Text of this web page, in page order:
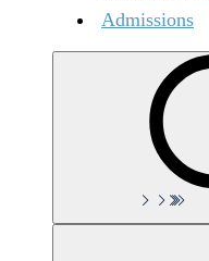
Admissions